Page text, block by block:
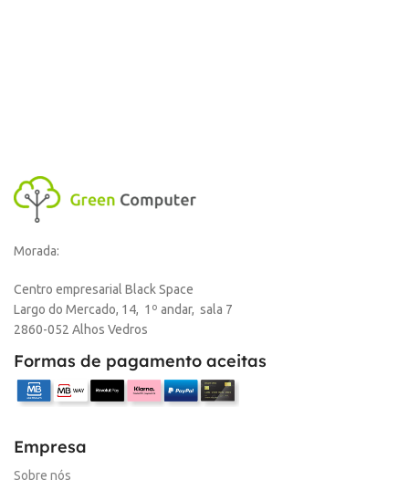
Morada:
Centro empresarial Black Space
Largo do Mercado, 14, 1º andar, sala 7
2860-052 Alhos Vedros
Formas de pagamento aceitas
Empresa
Sobre nós